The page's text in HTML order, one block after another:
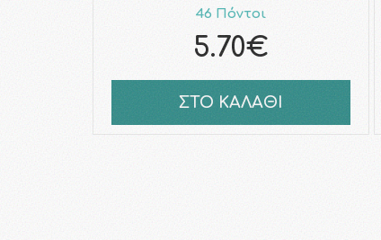
46 Πόντοι
5.70€
ΣΤΟ ΚΑΛΑΘΙ